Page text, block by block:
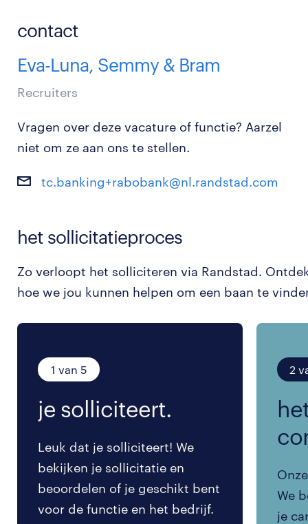
contact
Eva-Luna, Semmy & Bram
Recruiters
Vragen over deze vacature of functie? Aarzel
niet om ze aan ons te stellen.
tc.banking+rabobank@nl.randstad.com
het sollicitatieproces
Zo verloopt het solliciteren via Randstad.
hoe we jou kunnen helpen om een baan te
1 van 5
je solliciteert.
Leuk dat je solliciteert! We
bekijken je sollicitatie en
beoordelen of je geschikt bent
voor de functie en het bedrijf.
2
We
je